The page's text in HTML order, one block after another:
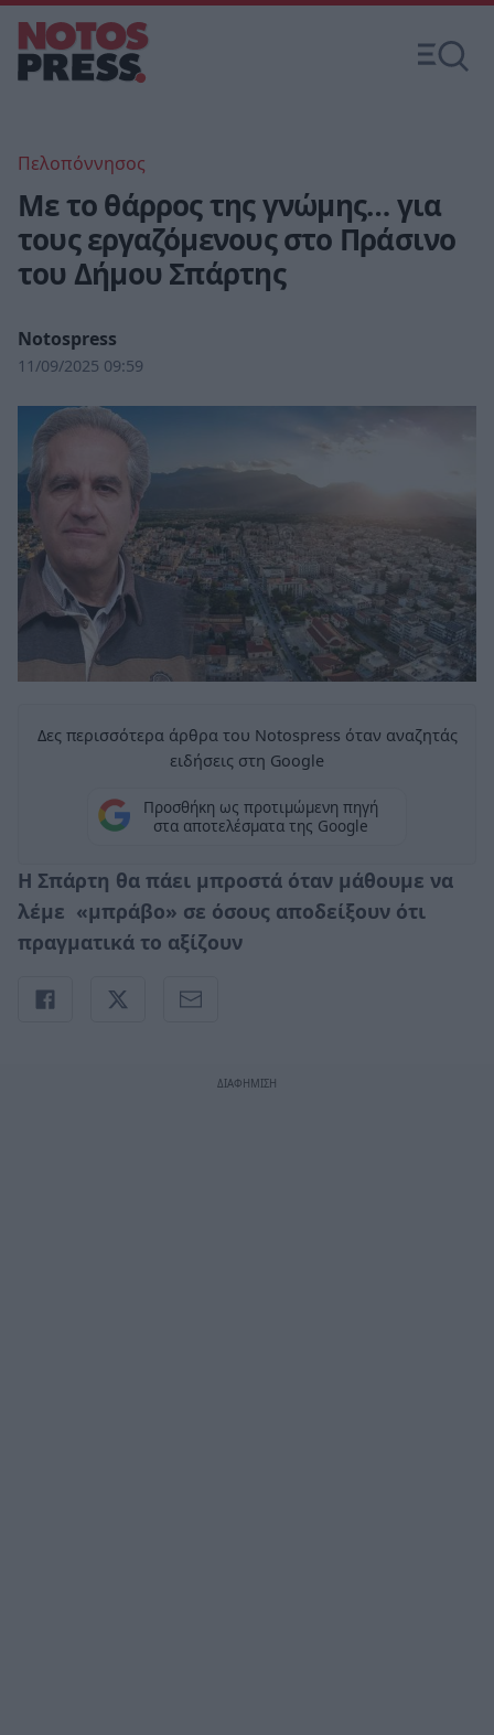
Πελοπόννησος
Με το θάρρος της γνώμης… για
τους εργαζόμενους στο Πράσινο
του Δήμου Σπάρτης
Notospress
11/09/2025 09:59
Δες περισσότερα άρθρα του Notospress όταν αναζητάς
ειδήσεις στη Google
Προσθήκη ως προτιμώμενη πηγή
στα αποτελέσματα της Google
Η Σπάρτη θα πάει μπροστά όταν μάθουμε να
λέμε «μπράβο» σε όσους αποδείξουν ότι
πραγματικά το αξίζουν